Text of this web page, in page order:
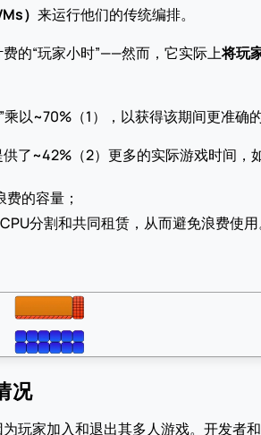
） 来运行他们的传统编排。
的“玩家小时”——然而，它实际上将玩
以~70%（1），以获得该期间更准确
了~42%（2）更多的实际游戏时间，
的容量；
分割和共同租赁，从而避免浪费使用
况
玩家加入和退出其多人游戏。开发者